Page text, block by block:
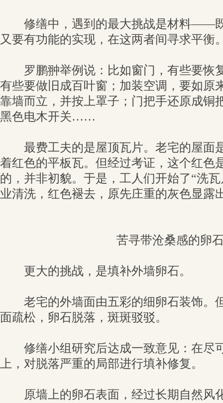
修缮中，遇到的最大挑战是材料——既
又要有功能的实现，在这两者间寻求平衡
罗鹏翀举例说：比如窗门，有些要恢
有些要做旧成百叶窗；加装空调，要如原
靠墙而立，并按上罩子；门把手还原成铜
黑色电木开关……
最费工夫的是屋顶瓦片。老宅的屋面
着红色的平板瓦。但经过考证，这个红色
的，并非初貌。于是，工人们开始了“洗
业清洗，红色褪去，原先庄重的灰色显露
苦寻带沧桑感的卵
更大的挑战，是填补外墙卵石。
老宅的外墙面由五彩的细卵石装饰。
面疏松，卵石脱落，斑斑驳驳。
修缮小组研究后达成一致意见：在尽
上，对脱落严重的局部进行填补修复。
原墙上的卵石表面，经过长期自然风